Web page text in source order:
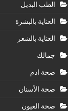
الطب البديل
العناية بالبشرة
العناية بالشعر
جمالك
صحة ادم
صحة الأسنان
صحة العيون